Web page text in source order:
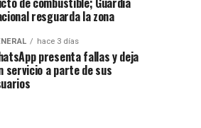
resguarda la zona
hace 3 días
presenta fallas y deja
servicio a parte de sus